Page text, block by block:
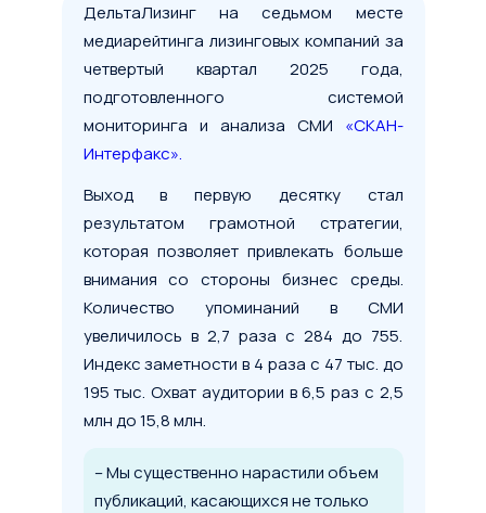
ДельтаЛизинг на седьмом месте
медиарейтинга лизинговых компаний за
четвертый квартал 2025 года,
подготовленного системой
мониторинга и анализа СМИ «СКАН-
Интерфакс».
Выход в первую десятку стал
результатом грамотной стратегии,
которая позволяет привлекать больше
внимания со стороны бизнес среды.
Количество упоминаний в СМИ
увеличилось в 2,7 раза с 284 до 755.
Индекс заметности в 4 раза с 47 тыс. до
195 тыс. Охват аудитории в 6,5 раз с 2,5
млн до 15,8 млн.
– Мы существенно нарастили объем
публикаций, касающихся не только